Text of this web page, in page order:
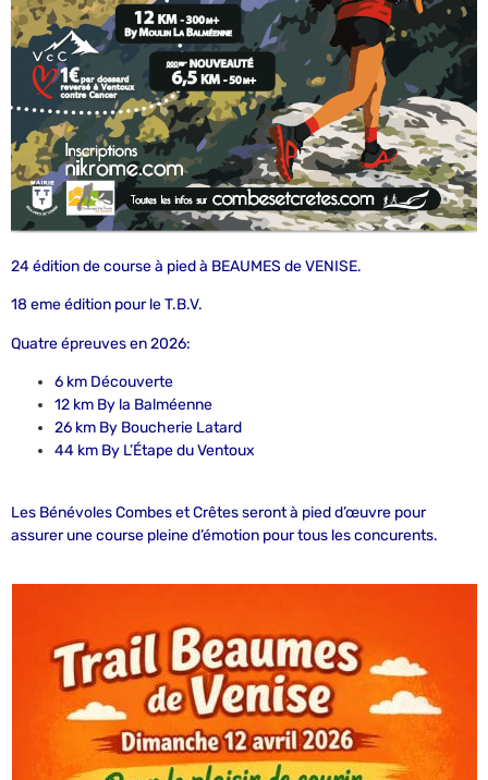
24 édition de course à pied à BEAUMES de VENISE.
18 eme édition pour le T.B.V.
Quatre épreuves en 2026:
6 km Découverte
12 km By la Balméenne
26 km By Boucherie Latard
44 km By L’Étape du Ventoux
Les Bénévoles Combes et Crêtes seront à pied d’œuvre pour
assurer une course pleine d’émotion pour tous les concurents.